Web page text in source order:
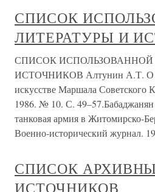
СПИСОК
ЛИТЕРАТУРЫ И
СПИСОК ИСПОЛЬЗОВАННОЙ
ИСТОЧНИКОВ Алтунин А.Т. О
искусстве Маршала Советского
1986. № 10. С.
танковая армия в Житомирско-
Военно-исторический журнал.
СПИСОК
ИСТОЧНИКОВ